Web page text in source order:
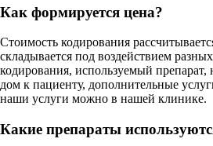
Как формируется цена?
Стоимость кодирования
складывается под воздействием
кодирования, используемый препарат,
дом к пациенту, дополнительные
наши услуги можно в нашей клинике.
Какие препараты